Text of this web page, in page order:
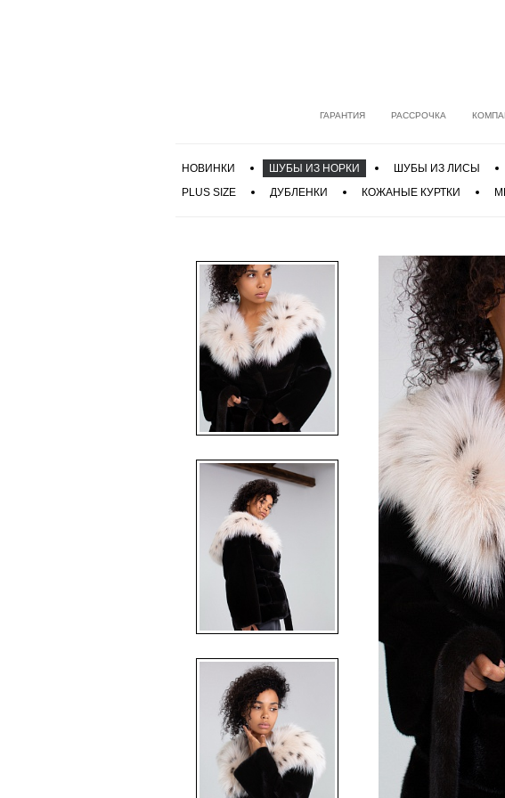
ГАРАНТИЯ РАССРОЧКА
НОВИНКИ ШУБЫ ИЗ НОРКИ ШУБЫ ИЗ ЛИСЫ
PLUS SIZE
ДУБЛЕНКИ КОЖАНЫЕ КУРТКИ